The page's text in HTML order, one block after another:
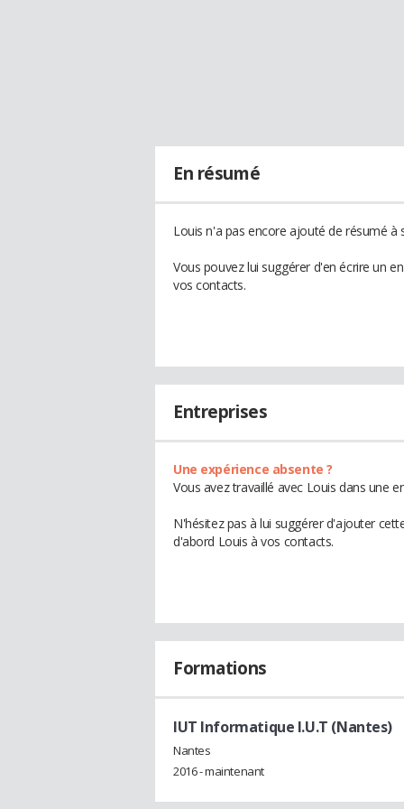
En résumé
Louis n'a pas encore ajouté de résumé à
Vous pouvez lui suggérer d'en écrire un
vos contacts.
Entreprises
Une expérience absente ?
Vous avez travaillé avec Louis dans une
N'hésitez pas à lui suggérer d'ajouter
d'abord Louis à vos contacts.
Formations
IUT Informatique I.U.T (Nantes)
Nantes
2016 - maintenant